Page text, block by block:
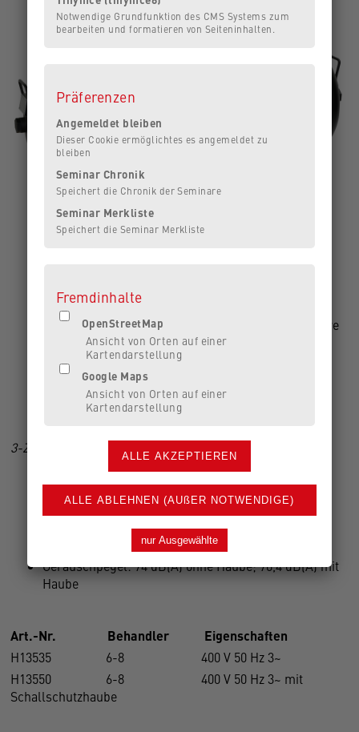
Notwendige Grundfunktion des CMS Systems zum
bearbeiten und formatieren von Seiteninhalten.
Präferenzen
Angemeldet bleiben
Dieser Cookie ermöglichtes es angemeldet zu
bleiben
Seminar Chronik
Speichert die Chronik der Seminare
Seminar Merkliste
Speichert die Seminar Merkliste
Fremdinhalte
OpenStreetMap
Ansicht von Orten auf einer
Kartendarstellung
Google Maps
Ansicht von Orten auf einer
Kartendarstellung
ölfrei
HEPA-14-Filter mit allen Kompressormodellen
kompatibel
Korrosionsbeständigkeit des Tanks durch besondere
Innenbeschichtung
anschlussfertig mit Zubehör
Druckminderer optional lieferbar
4 Jahre Garantie bei CATTANI-Kompressoren
3-Zylinder-Tandem-Kompressor mit 150 L Tank
Motor: 3 kW - 7,4 A
Flussleistung: 476 N l/min. bei 5 bar
Maße: H 890 x B 1.320 x T 590 mm ohne Haube; H
1.040 x B 1.320 x T 770 mm mit Haube
Geräuschpegel: 74 dB(A) ohne Haube; 70,4 dB(A) mit
Haube
Art.-Nr. Behandler Eigenschaften
H13535 6-8 400 V 50 Hz 3~
H13550 6-8 400 V 50 Hz 3~ mit
Schallschutzhaube